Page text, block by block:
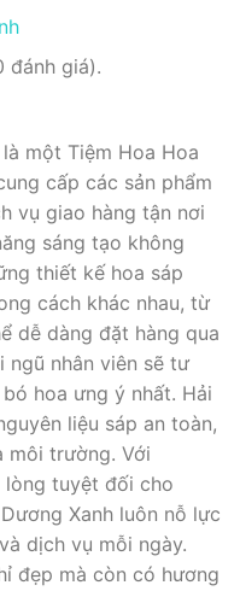
đánh giá).
một Tiệm Hoa Hoa
cấp các sản phẩm
vụ giao hàng tận nơi
sáng tạo không
thiết kế hoa sáp
cách khác nhau, từ
dễ dàng đặt hàng qua
ngũ nhân viên sẽ tư
hoa ưng ý nhất. Hải
liệu sáp an toàn,
môi trường. Với
lòng tuyệt đối cho
Xanh luôn nỗ lực
dịch vụ mỗi ngày.
đẹp mà còn có hương